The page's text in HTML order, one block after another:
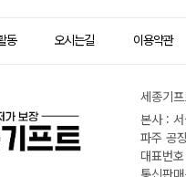
동 오시는길 이용약관
세종기
본사 :
파주 공
대표번